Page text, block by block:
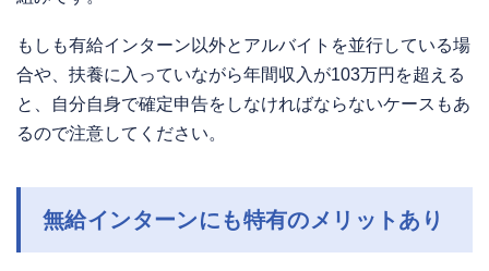
もしも有給インターン以外とアルバイトを並行している場
合や、扶養に入っていながら年間収入が103万円を超える
と、自分自身で確定申告をしなければならないケースもあ
るので注意してください。
無給インターンにも特有のメリットあり